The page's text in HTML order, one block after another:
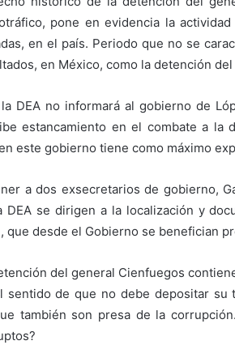
pone en evidencia la
en el país. Periodo que no se
en México, como la detención
DEA no informará al gobierno de
estancamiento en el combate a la
este gobierno tiene como máximo
a dos exsecretarios de gobierno,
DEA se dirigen a la localización y
que desde el Gobierno se benefician
del general Cienfuegos
sentido de que no debe depositar su
también son presa de la